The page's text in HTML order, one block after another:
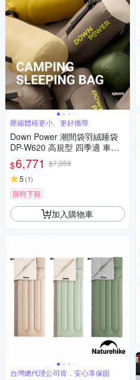
壓縮體積更小、更好攜帶
Down Power 潮間袋羽絨睡袋
DP-W620 高規型 四季適 車露
登山 露營 悠遊戶外
$6,771 $7,359
5 (1)
限時下殺
加入購物車
台灣總代理公司貨，安心享保固